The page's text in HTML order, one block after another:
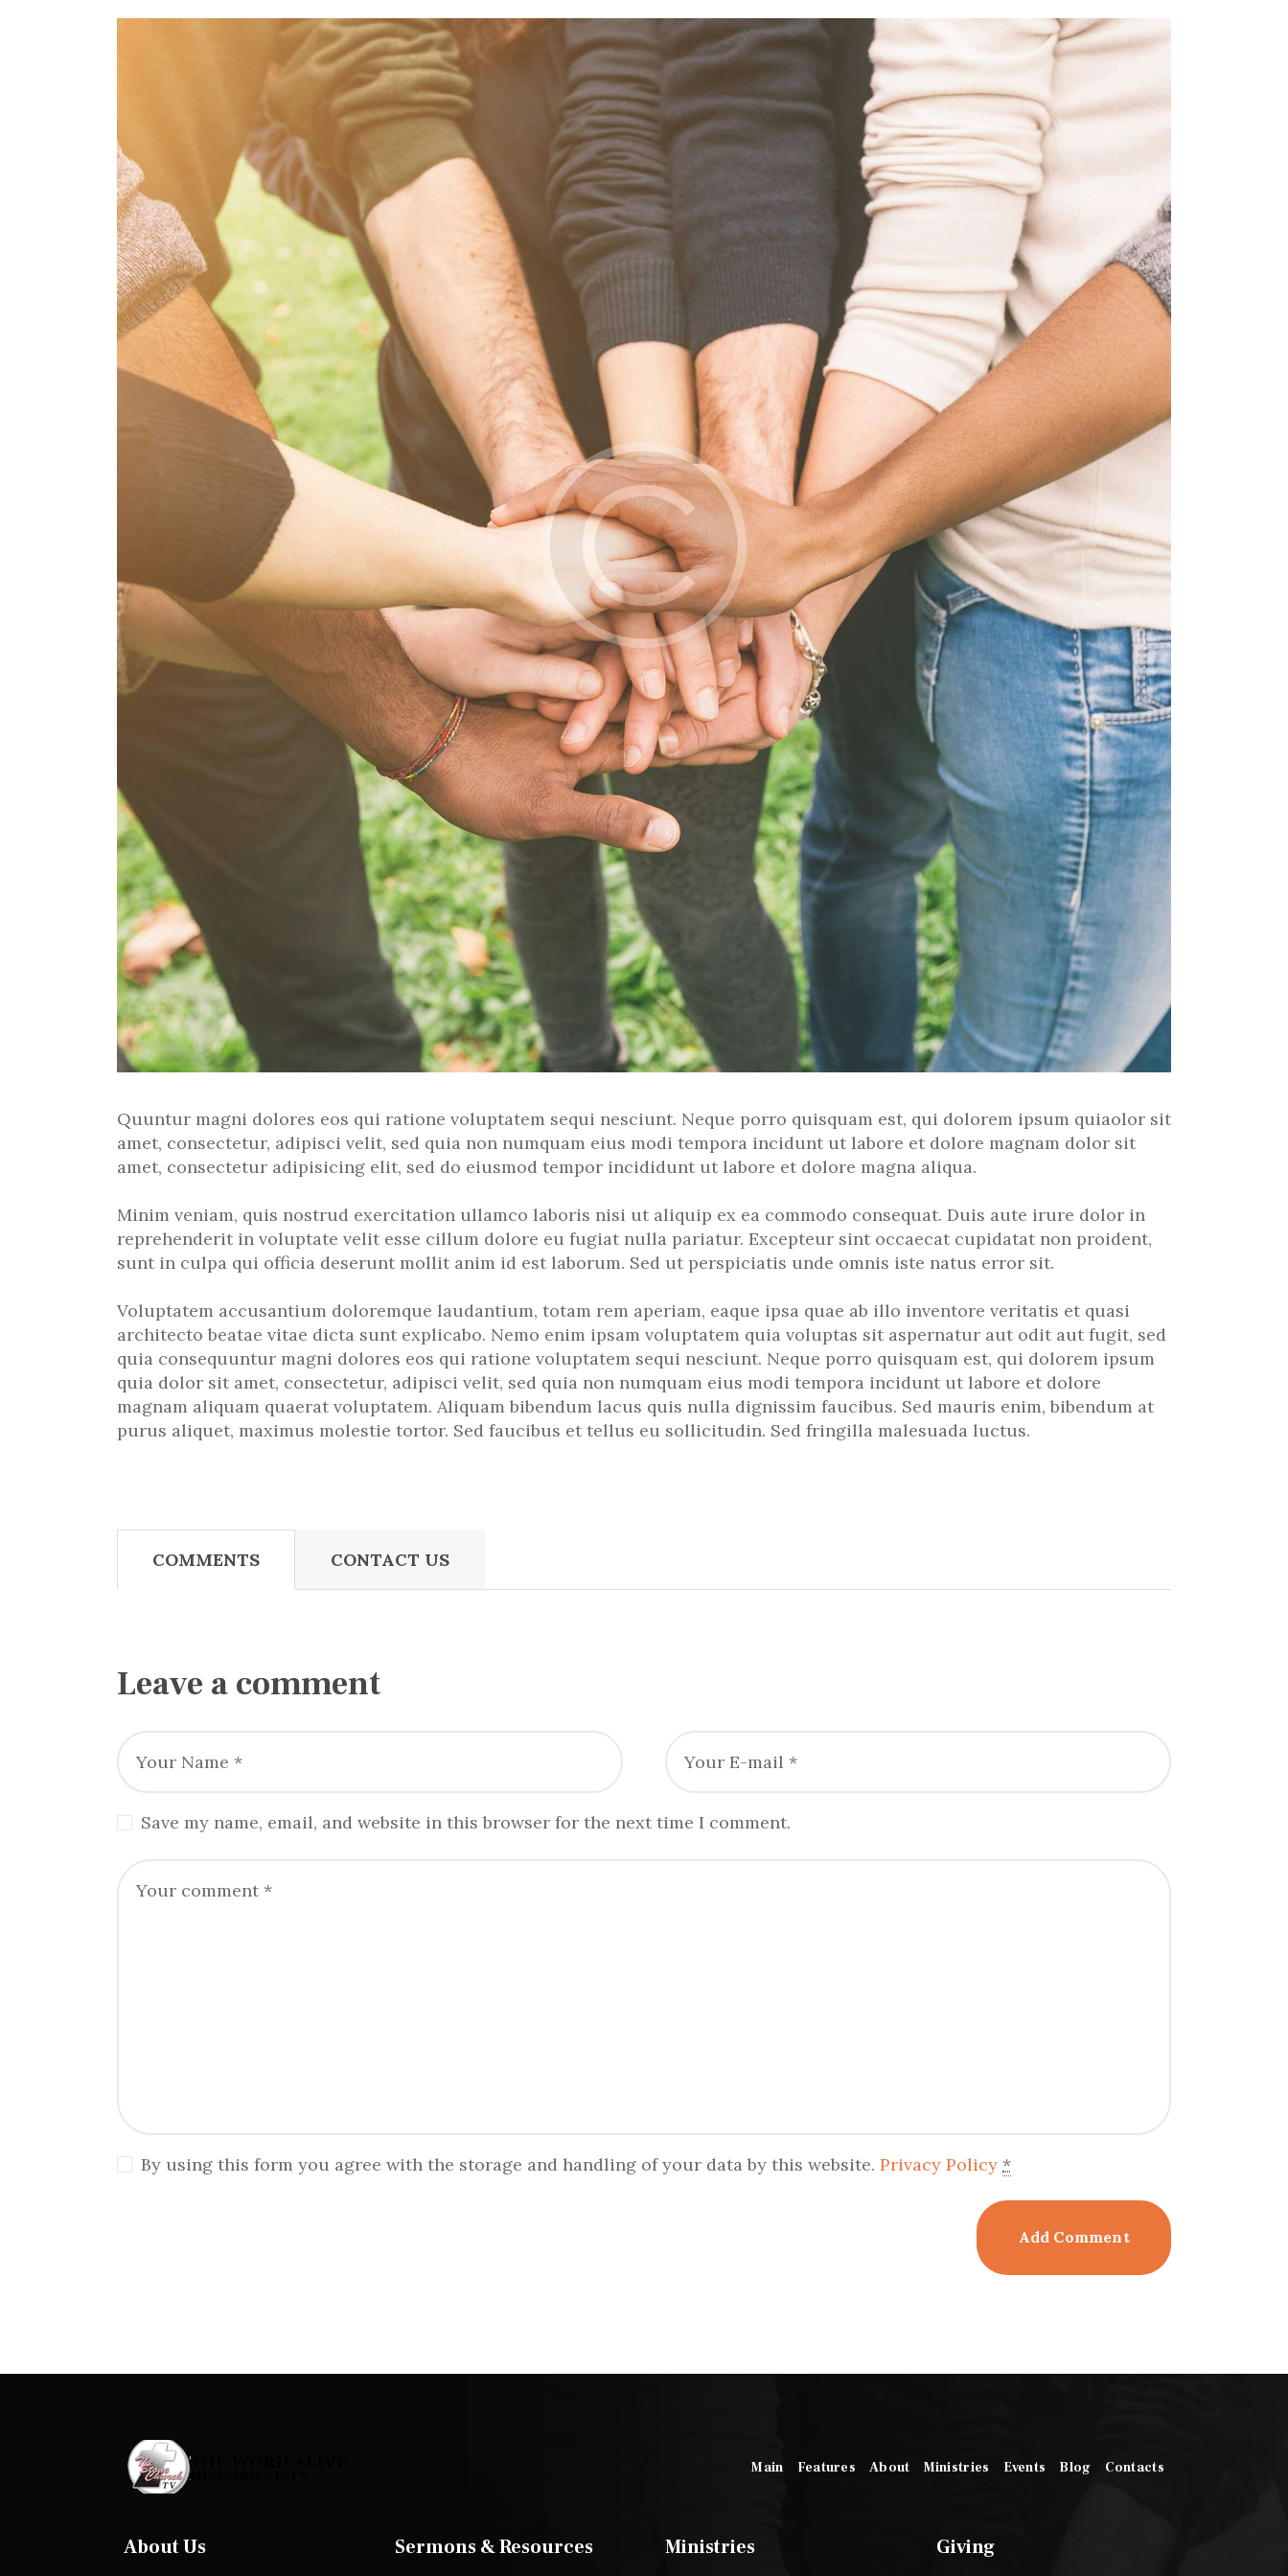
Quuntur magni dolores eos qui ratione voluptatem sequi nesciunt. Neque porro quisquam est, qui dolorem ipsum quiaolor sit
amet, consectetur, adipisci velit, sed quia non numquam eius modi tempora incidunt ut labore et dolore magnam dolor sit
amet, consectetur adipisicing elit, sed do eiusmod tempor incididunt ut labore et dolore magna aliqua.
Minim veniam, quis nostrud exercitation ullamco laboris nisi ut aliquip ex ea commodo consequat. Duis aute irure dolor in
reprehenderit in voluptate velit esse cillum dolore eu fugiat nulla pariatur. Excepteur sint occaecat cupidatat non proident,
sunt in culpa qui officia deserunt mollit anim id est laborum. Sed ut perspiciatis unde omnis iste natus error sit.
Voluptatem accusantium doloremque laudantium, totam rem aperiam, eaque ipsa quae ab illo inventore veritatis et quasi
architecto beatae vitae dicta sunt explicabo. Nemo enim ipsam voluptatem quia voluptas sit aspernatur aut odit aut fugit, sed
quia consequuntur magni dolores eos qui ratione voluptatem sequi nesciunt. Neque porro quisquam est, qui dolorem ipsum
quia dolor sit amet, consectetur, adipisci velit, sed quia non numquam eius modi tempora incidunt ut labore et dolore
magnam aliquam quaerat voluptatem. Aliquam bibendum lacus quis nulla dignissim faucibus. Sed mauris enim, bibendum at
purus aliquet, maximus molestie tortor. Sed faucibus et tellus eu sollicitudin. Sed fringilla malesuada luctus.
COMMENTS CONTACT US
Leave a comment
Save my name, email, and website in this browser for the next time I comment.
By using this form you agree with the storage and handling of your data by this website.Privacy Policy *
Main Features About Ministries Events Blog Contacts
About Us Sermons & Resources Ministries Giving